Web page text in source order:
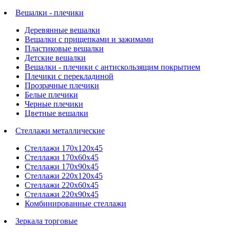
Вешалки - плечики
Деревянные вешалки
Вешалки с прищепками и зажимами
Пластиковые вешалки
Детские вешалки
Вешалки - плечики с антискользящим покрытием
Плечики с перекладиной
Прозрачные плечики
Белые плечики
Черные плечики
Цветные вешалки
Стеллажи металлические
Стеллажи 170х120х45
Стеллажи 170х60х45
Стеллажи 170х90х45
Стеллажи 220х120х45
Стеллажи 220х60х45
Стеллажи 220х90х45
Комбинированные стеллажи
Зеркала торговые